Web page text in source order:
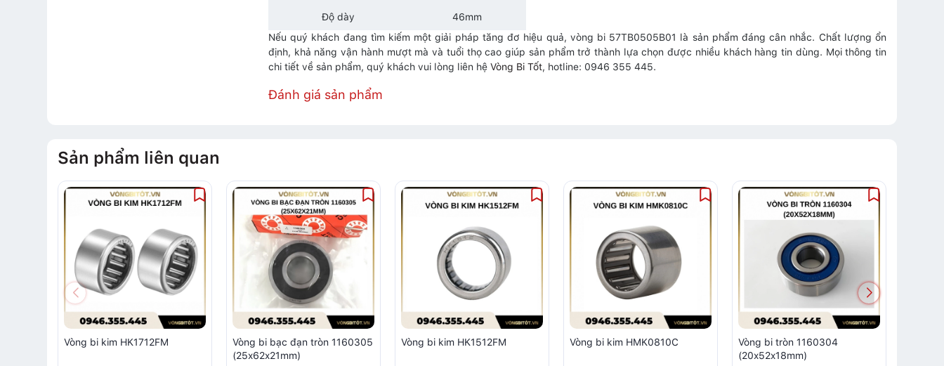
Độ dày
46mm
Nếu quý khách đang tìm kiếm một giải pháp tăng đơ hiệu quả, vòng bi 57TB0505B01 là sản phẩm đáng cân nhắc. Chất lượng ổn
định, khả năng vận hành mượt mà và tuổi thọ cao giúp sản phẩm trở thành lựa chọn được nhiều khách hàng tin dùng. Mọi thông tin
chi tiết về sản phẩm, quý khách vui lòng liên hệ Vòng Bi Tốt, hotline: 0946 355 445.
Đánh giá sản phẩm
Sản phẩm liên quan
Vòng bi kim HK1712FM
Vòng bi bạc đạn tròn 1160305
(25x62x21mm)
Vòng bi kim HK1512FM Vòng bi kim HMK0810C
Vòng bi tròn 1160304
(20x52x18mm)